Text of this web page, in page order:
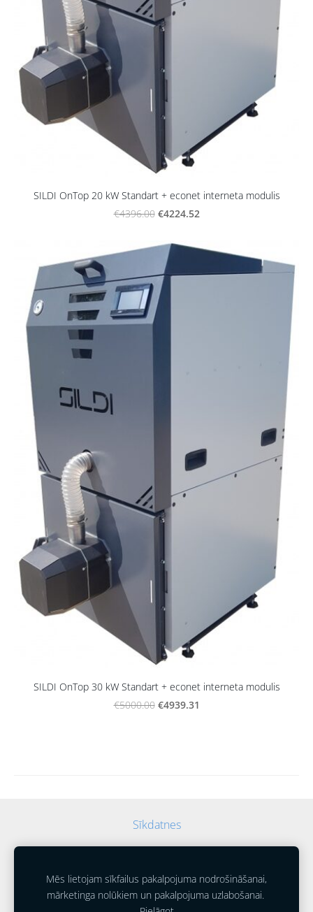
SILDI OnTop 20 kW Standart + econet interneta modulis
€4396.00 €4224.52
SILDI OnTop 30 kW Standart + econet interneta modulis
€5000.00 €4939.31
Sīkdatnes
Mēs lietojam sīkfailus pakalpojuma nodrošināšanai,
mārketinga nolūkiem un pakalpojuma uzlabošanai.